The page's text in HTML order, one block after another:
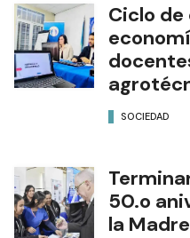
Ciclo
SOCIEDAD
50.o
la